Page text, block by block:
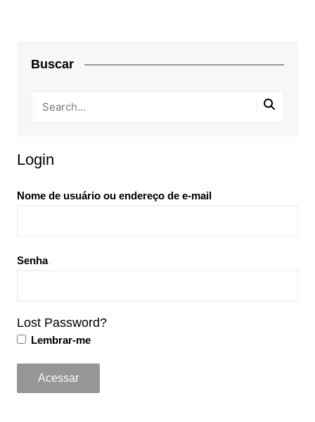
Buscar
Login
Nome de usuário ou endereço de e-mail
Senha
Lost Password?
Lembrar-me